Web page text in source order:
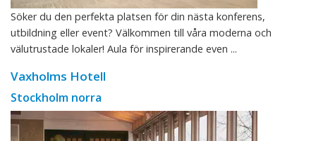
Söker du den perfekta platsen för din nästa konferens,
utbildning eller event? Välkommen till våra moderna och
välutrustade lokaler! Aula för inspirerande even ...
Vaxholms Hotell
Stockholm norra